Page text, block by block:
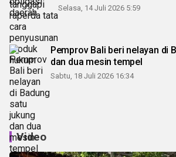
Selasa, 14 Juli 2026 5:59
Pemprov Bali beri nelayan di
dan dua mesin tempel
Sabtu, 18 Juli 2026 16:34
Video